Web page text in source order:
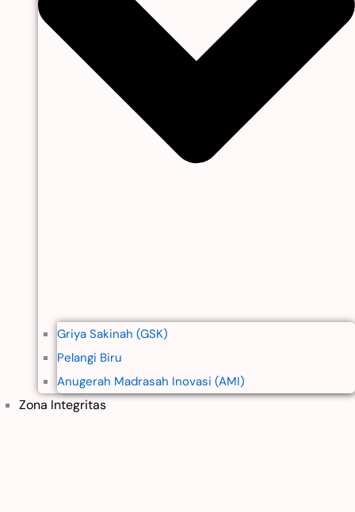
Griya Sakinah (GSK)
Pelangi Biru
Anugerah Madrasah Inovasi (AMI)
Zona Integritas